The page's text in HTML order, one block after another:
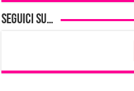
Seguici su…